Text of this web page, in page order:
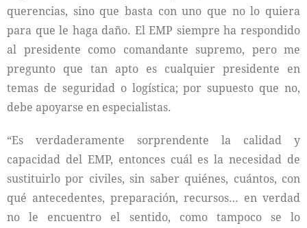
querencias, sino que basta con uno que no lo quiera
para que le haga daño. El EMP siempre ha respondido
al presidente como comandante supremo, pero me
pregunto que tan apto es cualquier presidente en
temas de seguridad o logística; por supuesto que no,
debe apoyarse en especialistas.
“Es verdaderamente sorprendente la calidad y
capacidad del EMP, entonces cuál es la necesidad de
sustituirlo por civiles, sin saber quiénes, cuántos, con
qué antecedentes, preparación, recursos… en verdad
no le encuentro el sentido, como tampoco se lo